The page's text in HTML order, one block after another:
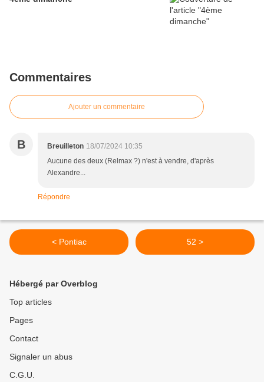
Commentaires
Ajouter un commentaire
B Breuilleton 18/07/2024 10:35
Aucune des deux (Relmax ?) n'est à vendre, d'après
Alexandre...
Répondre
< Pontiac 52 >
Hébergé par Overblog
Top articles
Pages
Contact
Signaler un abus
C.G.U.